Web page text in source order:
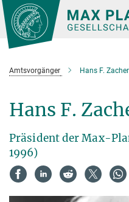
Hauptinhalt
Amtsvorgänger Hans F. Zacher
Hans F.
Präsident der Max-
1996)